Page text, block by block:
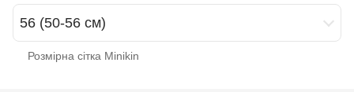
56 (50-56 см)
Розмірна сітка Minikin